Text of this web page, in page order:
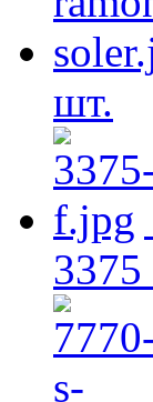
шт.
3375